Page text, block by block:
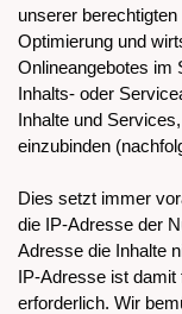
unserer
Optimierung und
Onlineangebotes im
Inhalts- oder
Inhalte und
einzubinden
Dies setzt immer
die IP-Adresse der
Adresse die Inhalte
IP-Adresse ist damit
erforderlich. Wir